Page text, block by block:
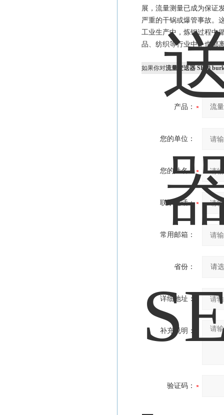
展，流量测量已成为保证
严重的干锅或爆管事故。
工业生产中，炼钢过程中
品、纺织等行业中，也都
如果你对流量变送器 SE30
产品：
您的单位：
您的姓名：
联系电话：
常用邮箱：
省份：
详细地址：
补充说明：
验证码：